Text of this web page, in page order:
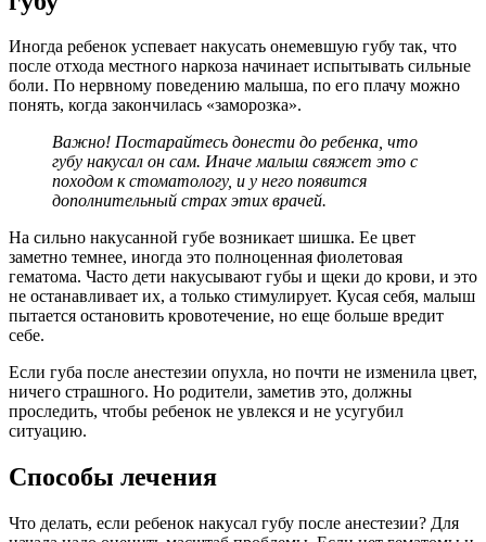
Иногда ребенок успевает накусать онемевшую губу так, что
после отхода местного наркоза начинает испытывать сильные
боли. По нервному поведению малыша, по его плачу можно
понять, когда закончилась «заморозка».
Важно! Постарайтесь донести до ребенка, что
губу накусал он сам. Иначе малыш свяжет это с
походом к стоматологу, и у него появится
дополнительный страх этих врачей.
На сильно накусанной губе возникает шишка. Ее цвет
заметно темнее, иногда это полноценная фиолетовая
гематома. Часто дети накусывают губы и щеки до крови, и это
не останавливает их, а только стимулирует. Кусая себя, малыш
пытается остановить кровотечение, но еще больше вредит
себе.
Если губа после анестезии опухла, но почти не изменила цвет,
ничего страшного. Но родители, заметив это, должны
проследить, чтобы ребенок не увлекся и не усугубил
ситуацию.
Способы лечения
Что делать, если ребенок накусал губу после анестезии? Для